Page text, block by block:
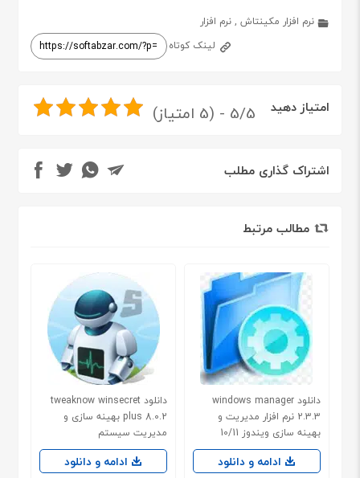
نرم افزار مکینتاش ,نرم افزار
لینک کوتاه
امتیاز دهید 5/5 - (5 امتیاز)
اشتراک گذاری مطلب
مطالب مرتبط
دانلود windows manager
2.3.3 نرم افزار مدیریت و
بهینه سازی ویندوز 10/11
ادامه و دانلود
دانلود tweaknow winsecret
plus 8.0.2 بهینه سازی و
مدیریت سیستم
ادامه و دانلود